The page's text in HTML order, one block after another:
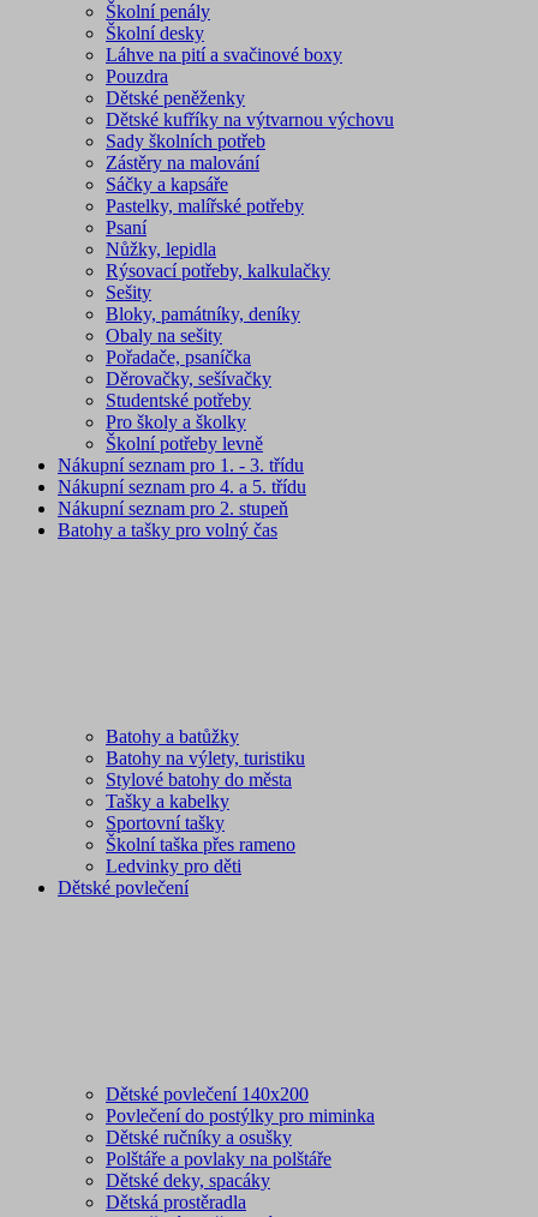
Školní penály
Školní desky
Láhve na pití a svačinové boxy
Pouzdra
Dětské peněženky
Dětské kufříky na výtvarnou výchovu
Sady školních potřeb
Zástěry na malování
Sáčky a kapsáře
Pastelky, malířské potřeby
Psaní
Nůžky, lepidla
Rýsovací potřeby, kalkulačky
Sešity
Bloky, památníky, deníky
Obaly na sešity
Pořadače, psaníčka
Děrovačky, sešívačky
Studentské potřeby
Pro školy a školky
Školní potřeby levně
Nákupní seznam pro 1. - 3. třídu
Nákupní seznam pro 4. a 5. třídu
Nákupní seznam pro 2. stupeň
Batohy a tašky pro volný čas
Batohy a batůžky
Batohy na výlety, turistiku
Stylové batohy do města
Tašky a kabelky
Sportovní tašky
Školní taška přes rameno
Ledvinky pro děti
Dětské povlečení
Dětské povlečení 140x200
Povlečení do postýlky pro miminka
Dětské ručníky a osušky
Polštáře a povlaky na polštáře
Dětské deky, spacáky
Dětská prostěradla